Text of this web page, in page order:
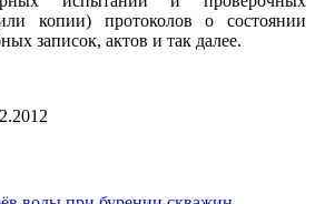
копии) протоколов о состоянии
записок, актов и так далее.